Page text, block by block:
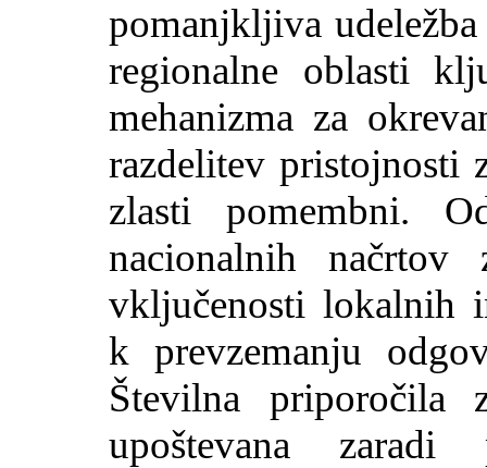
pomanjkljiva
regionalne oblasti
mehanizma za
razdelitev pristojnosti
zlasti pomembni.
nacionalnih
vključenosti lokalnih
k prevzemanju
Številna priporočila
upoštevana zaradi